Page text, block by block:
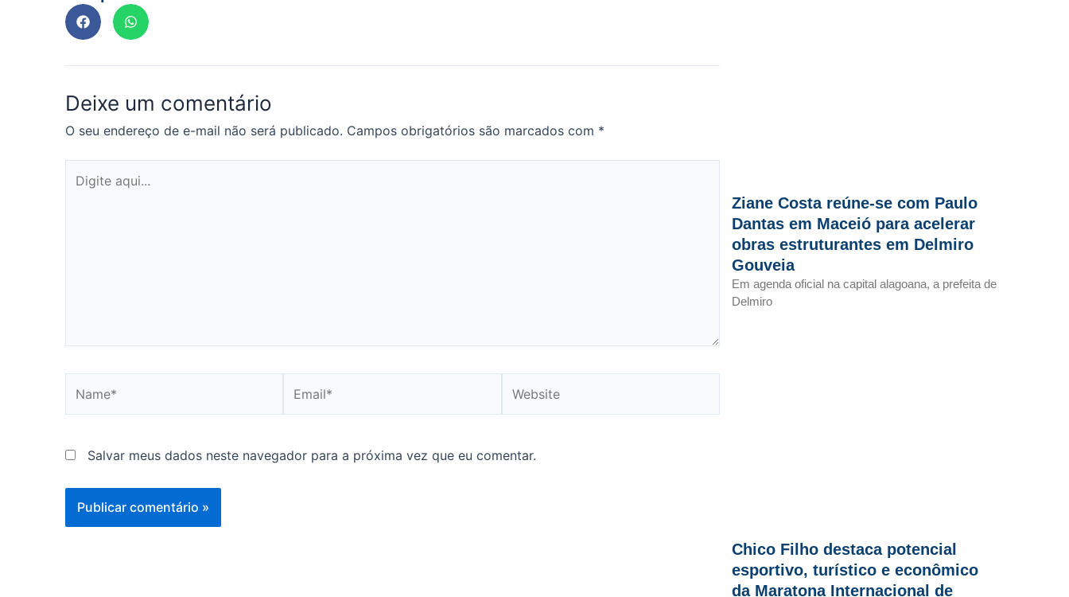
Deixe um comentário
O seu endereço de e-mail não será publicado. Campos obrigatórios são marcados com *
aqui...
Salvar meus dados neste navegador para a próxima vez que eu comentar.
Ziane Costa reúne-se com Paulo
Dantas em Maceió para acelerar
obras estruturantes em Delmiro
Gouveia
Em agenda oficial na capital alagoana, a prefeita de
Delmiro
Chico Filho destaca potencial
esportivo, turístico e econômico
da Maratona Internacional de